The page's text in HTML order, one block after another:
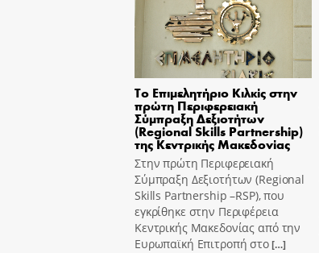
Το Επιμελητήριο Κιλκίς στην
πρώτη Περιφερειακή
Σύμπραξη Δεξιοτήτων
(Regional Skills Partnership)
της Κεντρικής Μακεδονίας
Στην πρώτη Περιφερειακή
Σύμπραξη Δεξιοτήτων (Regional
Skills Partnership –RSP), που
εγκρίθηκε στην Περιφέρεια
Κεντρικής Μακεδονίας από την
Ευρωπαϊκή Επιτροπή στο[…]